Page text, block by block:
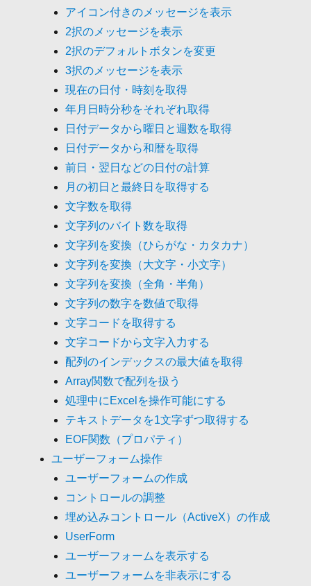
アイコン付きのメッセージを表示
2択のメッセージを表示
2択のデフォルトボタンを変更
3択のメッセージを表示
現在の日付・時刻を取得
年月日時分秒をそれぞれ取得
日付データから曜日と週数を取得
日付データから和暦を取得
前日・翌日などの日付の計算
月の初日と最終日を取得する
文字数を取得
文字列のバイト数を取得
文字列を変換（ひらがな・カタカナ）
文字列を変換（大文字・小文字）
文字列を変換（全角・半角）
文字列の数字を数値で取得
文字コードを取得する
文字コードから文字入力する
配列のインデックスの最大値を取得
Array関数で配列を扱う
処理中にExcelを操作可能にする
テキストデータを1文字ずつ取得する
EOF関数（プロパティ）
ユーザーフォーム操作
ユーザーフォームの作成
コントロールの調整
埋め込みコントロール（ActiveX）の作成
UserForm
ユーザーフォームを表示する
ユーザーフォームを非表示にする